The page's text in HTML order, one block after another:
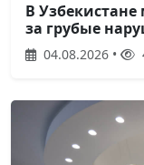
В
за грубые
04.08.2026 •